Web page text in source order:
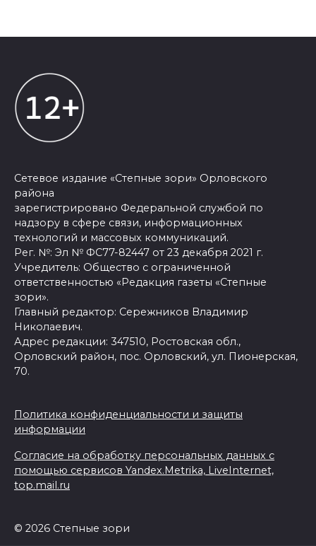
Сетевое издание «Степные зори» Орловского
района
зарегистрировано Федеральной службой по
надзору в сфере связи, информационных
технологий и массовых коммуникаций.
Рег. №: Эл № ФС77-82447 от 23 декабря 2021 г.
Учредитель: Общество с ограниченной
ответственностью «Редакция газеты «Степные
зори».
Главный редактор: Сережников Владимир
Николаевич.
Адрес редакции: 347510, Ростовская обл.,
Орловский район, пос. Орловский, ул. Пионерская,
70.
Политика конфиденциальности и защиты
информации
Согласие на обработку персональных данных с
помощью сервисов Yandex.Metrika, LiveInternet,
top.mail.ru
© 2026 Степные зори